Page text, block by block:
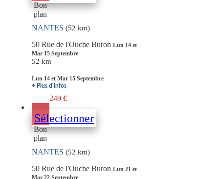
Bon
plan
NANTES (52 km)
50 Rue de l'Ouche Buron Lun 14 et
Mar 15 Septembre
52 km
Lun 14 et Mar 15 Septembre
+ Plus d'infos
249 €
Sélectionner
Bon
plan
NANTES (52 km)
50 Rue de l'Ouche Buron Lun 21 et
Mar 22 Septembre